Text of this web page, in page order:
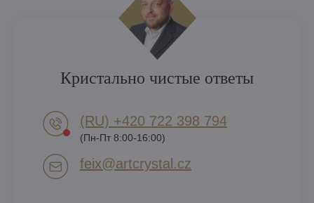
Кристально чистые ответы
(RU) +420 722 398 794​
(Пн-Пт 8:00-16:00)
feix​@artcrystal​.cz